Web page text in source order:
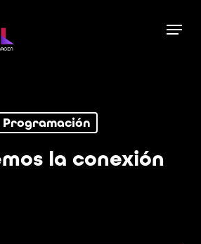
Menu
Programación
la conexión